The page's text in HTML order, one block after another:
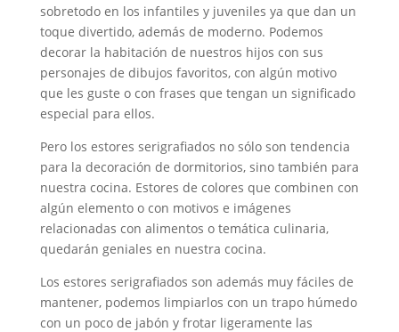
sobretodo en los infantiles y juveniles ya que dan un
toque divertido, además de moderno. Podemos
decorar la habitación de nuestros hijos con sus
personajes de dibujos favoritos, con algún motivo
que les guste o con frases que tengan un significado
especial para ellos.
Pero los estores serigrafiados no sólo son tendencia
para la decoración de dormitorios, sino también para
nuestra cocina. Estores de colores que combinen con
algún elemento o con motivos e imágenes
relacionadas con alimentos o temática culinaria,
quedarán geniales en nuestra cocina.
Los estores serigrafiados son además muy fáciles de
mantener, podemos limpiarlos con un trapo húmedo
con un poco de jabón y frotar ligeramente las